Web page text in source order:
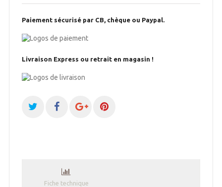
Paiement sécurisé par CB, chèque ou Paypal.
Livraison Express ou retrait en magasin !
Fiche technique